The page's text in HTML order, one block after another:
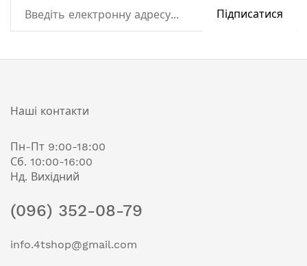
Підписатися
Наші контакти
Пн-Пт 9:00-18:00
Сб. 10:00-16:00
Нд. Вихідний
(096) 352-08-79
info.4tshop@gmail.com